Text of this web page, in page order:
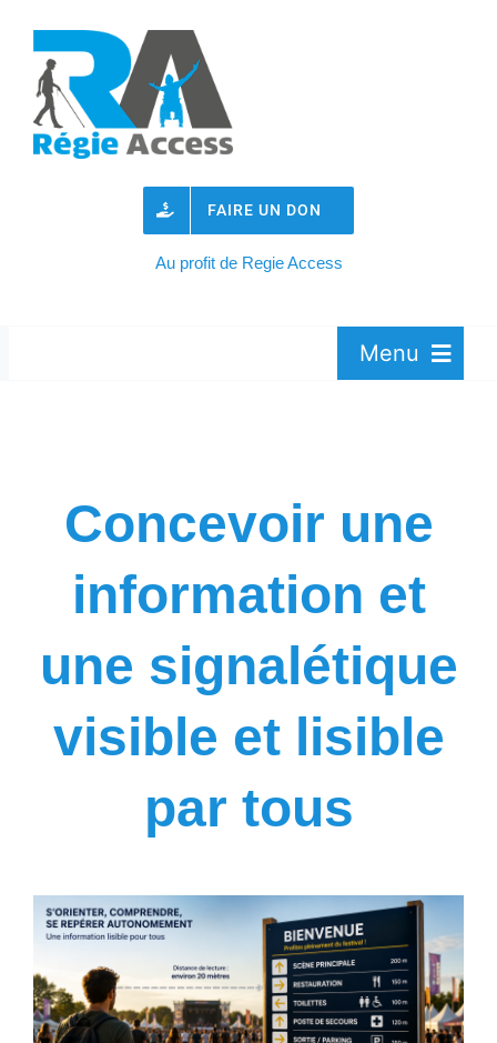
contenu
FAIRE UN DON
Au profit de Regie Access
Menu
Outils
Contexte
Prestations
Boutique
Contact
Rechercher:
Concevoir une
information et
une signalétique
visible et lisible
par tous